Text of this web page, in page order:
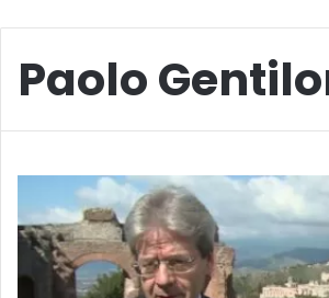
Paolo